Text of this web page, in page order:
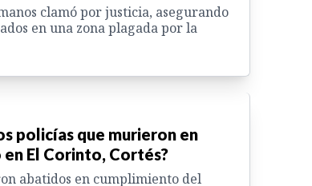
clamó por justicia, asegurando
en una zona plagada por la
policías que murieron en
El Corinto, Cortés?
abatidos en cumplimiento del